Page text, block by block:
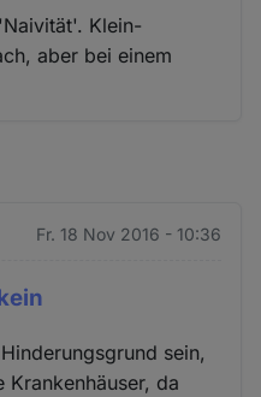
Klein-
aber bei einem
Fr. 18 Nov 2016 - 10:36
sein,
da